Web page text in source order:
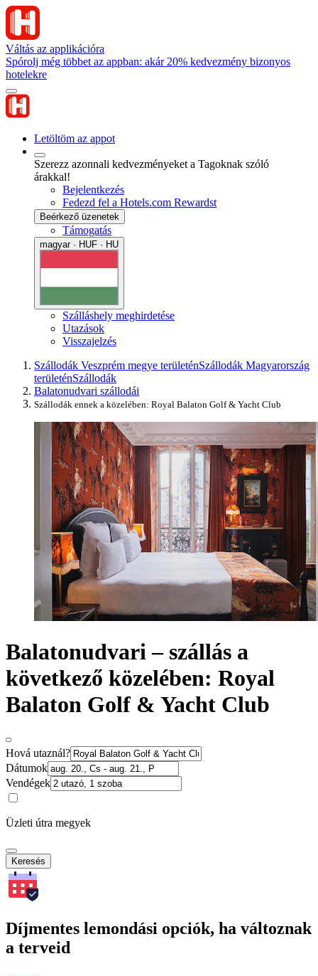
Váltás az applikációra
Spórolj még többet az appban: akár 20% kedvezmény bizonyos
hotelekre
Letöltöm az appot
Szerezz azonnali kedvezményeket a Tagoknak szóló
árakkal!
Bejelentkezés
Fedezd fel a Hotels.com Rewardst
Beérkező üzenetek
Támogatás
magyar · HUF · HU
Szálláshely meghirdetése
Utazások
Visszajelzés
Szállodák Veszprém megye területénSzállodák Magyarország
területénSzállodák
Balatonudvari szállodái
Szállodák ennek a közelében: Royal Balaton Golf & Yacht Club
Balatonudvari – szállás a
következő közelében: Royal
Balaton Golf & Yacht Club
Hová utaznál?
Dátumok
Vendégek
Üzleti útra megyek
Keresés
Díjmentes lemondási opciók, ha változnak
a terveid